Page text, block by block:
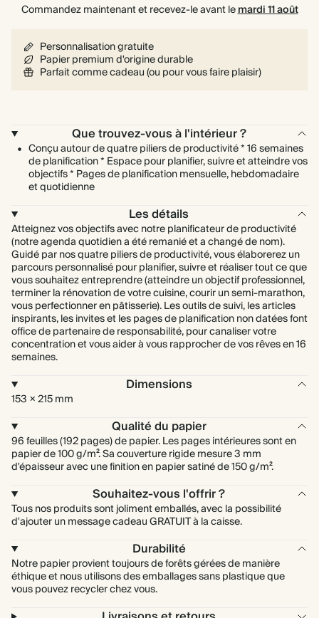
Commandez maintenant et recevez-le avant lemardi 11 août
Personnalisation gratuite
Papier premium d'origine durable
Parfait comme cadeau (ou pour vous faire plaisir)
Que trouvez-vous à l'intérieur ?
Conçu autour de quatre piliers de productivité * 16 semaines
de planification * Espace pour planifier, suivre et atteindre vos
objectifs * Pages de planification mensuelle, hebdomadaire
et quotidienne
Les détails
Atteignez vos objectifs avec notre planificateur de productivité
(notre agenda quotidien a été remanié et a changé de nom).
Guidé par nos quatre piliers de productivité, vous élaborerez un
parcours personnalisé pour planifier, suivre et réaliser tout ce que
vous souhaitez entreprendre (atteindre un objectif professionnel,
terminer la rénovation de votre cuisine, courir un semi-marathon,
vous perfectionner en pâtisserie). Les outils de suivi, les articles
inspirants, les invites et les pages de planification non datées font
office de partenaire de responsabilité, pour canaliser votre
concentration et vous aider à vous rapprocher de vos rêves en 16
semaines.
Dimensions
153 × 215 mm
Qualité du papier
96 feuilles (192 pages) de papier. Les pages intérieures sont en
papier de 100 g/m². Sa couverture rigide mesure 3 mm
d'épaisseur avec une finition en papier satiné de 150 g/m².
Souhaitez-vous l'offrir ?
Tous nos produits sont joliment emballés, avec la possibilité
d'ajouter un message cadeau GRATUIT à la caisse.
Durabilité
Notre papier provient toujours de forêts gérées de manière
éthique et nous utilisons des emballages sans plastique que
vous pouvez recycler chez vous.